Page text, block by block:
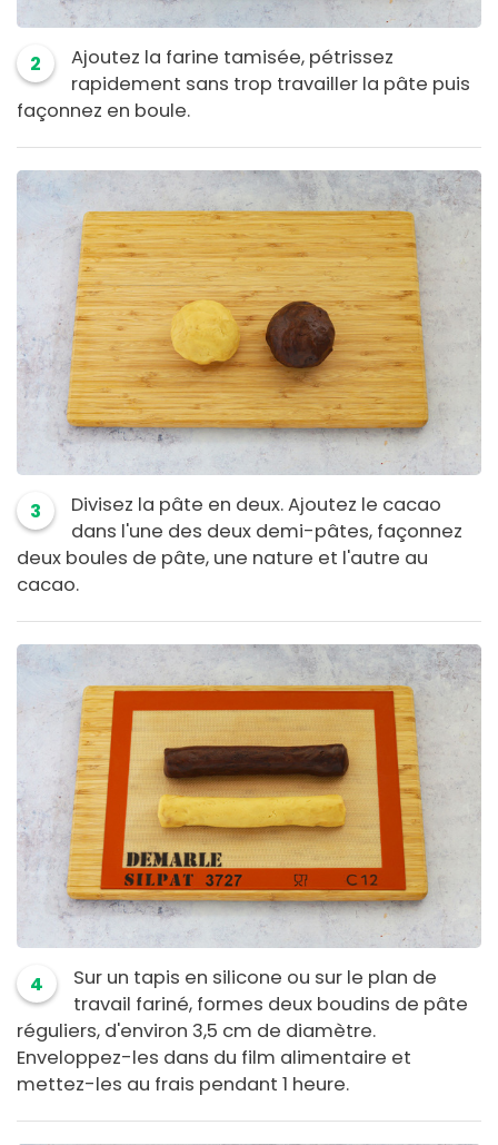
2
Ajoutez la farine tamisée, pétrissez
rapidement sans trop travailler la pâte puis
façonnez en boule.
3
Divisez la pâte en deux. Ajoutez le cacao
dans l'une des deux demi-pâtes, façonnez
deux boules de pâte, une nature et l'autre au
cacao.
4
Sur un tapis en silicone ou sur le plan de
travail fariné, formes deux boudins de pâte
réguliers, d'environ 3,5 cm de diamètre.
Enveloppez-les dans du film alimentaire et
mettez-les au frais pendant 1 heure.